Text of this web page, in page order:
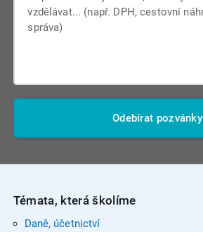
Odebírat pozvánky
Témata, která školíme
Daně, účetnictví